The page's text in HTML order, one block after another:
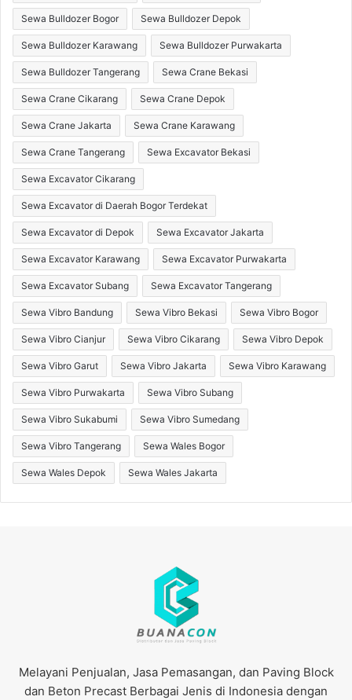
Sewa Bulldozer Bogor Sewa Bulldozer Depok
Sewa Bulldozer Karawang Sewa Bulldozer Purwakarta
Sewa Bulldozer Tangerang Sewa Crane Bekasi
Sewa Crane Cikarang Sewa Crane Depok
Sewa Crane Jakarta Sewa Crane Karawang
Sewa Crane Tangerang Sewa Excavator Bekasi
Sewa Excavator Cikarang
Sewa Excavator di Daerah Bogor Terdekat
Sewa Excavator di Depok Sewa Excavator Jakarta
Sewa Excavator Karawang Sewa Excavator Purwakarta
Sewa Excavator Subang Sewa Excavator Tangerang
Sewa Vibro Bandung Sewa Vibro Bekasi Sewa Vibro Bogor
Sewa Vibro Cianjur Sewa Vibro Cikarang Sewa Vibro Depok
Sewa Vibro Garut Sewa Vibro Jakarta Sewa Vibro Karawang
Sewa Vibro Purwakarta Sewa Vibro Subang
Sewa Vibro Sukabumi Sewa Vibro Sumedang
Sewa Vibro Tangerang Sewa Wales Bogor
Sewa Wales Depok Sewa Wales Jakarta
Melayani Penjualan, Jasa Pemasangan, dan Paving Block
dan Beton Precast Berbagai Jenis di Indonesia dengan